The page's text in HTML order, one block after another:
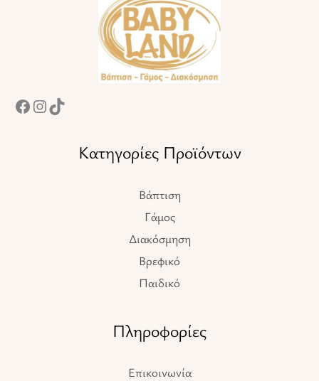
Κατηγορίες Προϊόντων
Βάπτιση
Γάμος
Διακόσμηση
Βρεφικό
Παιδικό
Πληροφορίες
Επικοινωνία